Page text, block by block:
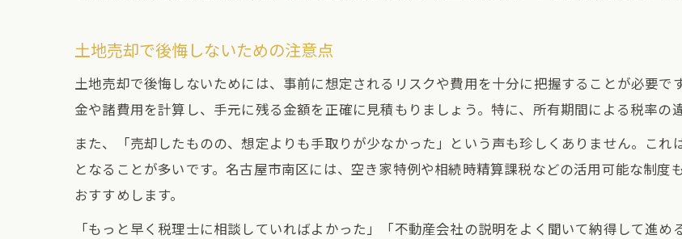
土地売却時に失敗しない特例活用術
土地売却で後悔しないための注意点
土地売却で後悔しないためには、事前に想定されるリスクや費用を十分に把握することが必要
金や諸費用を計算し、手元に残る金額を正確に見積もりましょう。特に、所有期間による税率の
また、「売却したものの、想定よりも手取りが少なかった」という声も珍しくありません。こ
となることが多いです。名古屋市南区には、空き家特例や相続時精算課税などの活用可能な制
おすすめします。
「もっと早く税理士に相談していればよかった」「不動産会社の説明をよく聞いて納得して進